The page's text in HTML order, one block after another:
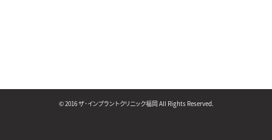
© 2016 ザ･インプラントクリニック福岡 All Rights Reserved.